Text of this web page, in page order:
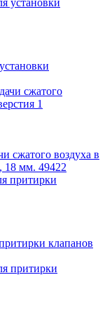
сжатого воздуха в
18 мм. 49422
клапанов